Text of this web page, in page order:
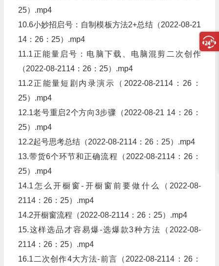
25）.mp4
10.6小妙招启号：自制模板方法2+总结（2022-08-21
14：26：25）.mp4
11.1正能量启号：电脑下载、电脑混剪二次创作
（2022-08-2114：26：25）.mp4
11.2正能量短剧内录演示（2022-08-2114：26：
25）.mp4
12.1老号重启2个方向3步骤（2022-08-21 14：26：
25）.mp4
12.2起号思考总结（2022-08-2114：26：25）.mp4
13.带货6个环节和正确流程（2022-08-2114：26：
25）.mp4
14.1怎么开橱窗-开橱窗前要做什么（2022-08-
2114：26：25）.mp4
14.2开橱窗流程（2022-08-2114：26：25）.mp4
15.这样选品才容易爆-选爆款3种方法（2022-08-
2114：26：25）.mp4
16.1二次创作4大方法-前言（2022-08-2114：26：